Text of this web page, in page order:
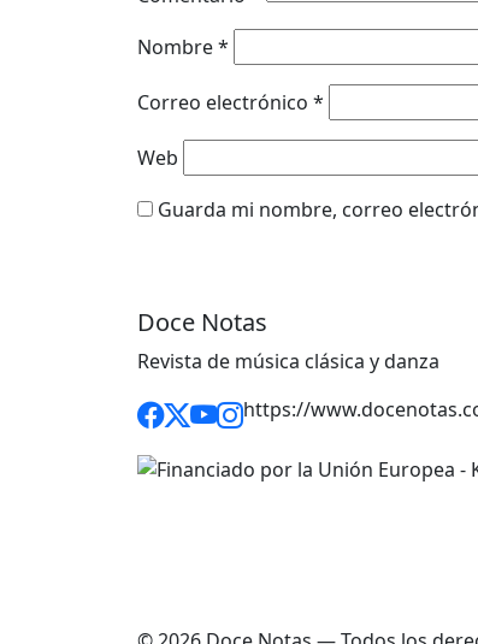
Nombre*
Correo electrónico *
Web
Guarda mi nombre, correo
Doce Notas
Revista de música clásica y danza
https://